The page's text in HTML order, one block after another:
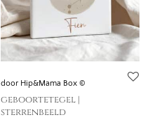
door Hip&Mama Box ©
geboortetegel |
sterrenbeeld